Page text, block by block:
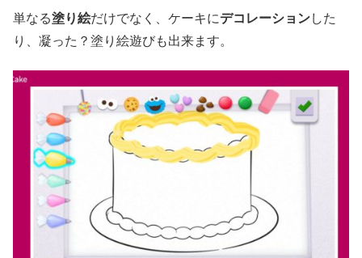
単なる塗り絵だけでなく、ケーキにデコレーションした
り、凝った？塗り絵遊びも出来ます。